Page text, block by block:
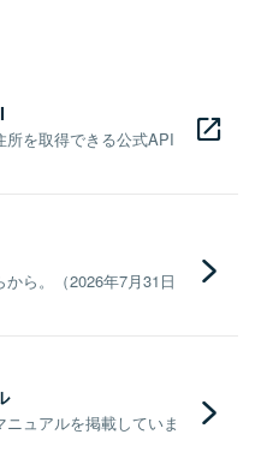
を取得できる公式API
ら。（2026年7月31日
ュアルを掲載していま